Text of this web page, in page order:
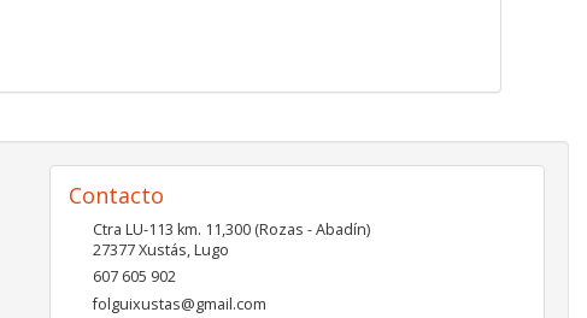
Contacto
Ctra LU-113 km. 11,300 (Rozas - Abadín)
27377Xustás,Lugo
607 605 902
folguixustas@gmail.com